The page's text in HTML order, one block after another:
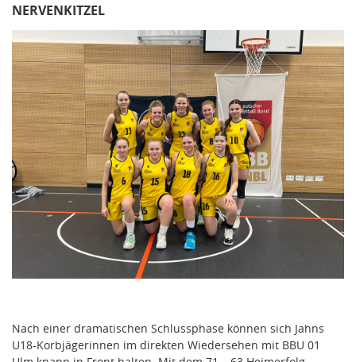
NERVENKITZEL
Nach einer dramatischen Schlussphase können sich Jahns
U18-Korbjägerinnen im direkten Wiedersehen mit BBU 01